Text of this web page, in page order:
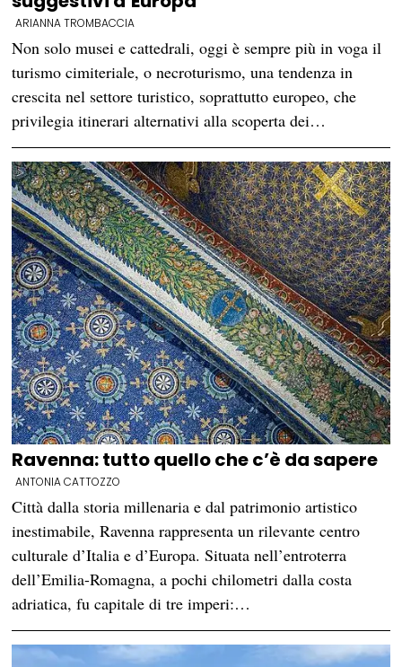
ARIANNA TROMBACCIA
Non solo musei e cattedrali, oggi è sempre più in voga il
turismo cimiteriale, o necroturismo, una tendenza in
crescita nel settore turistico, soprattutto europeo, che
privilegia itinerari alternativi alla scoperta dei…
Ravenna: tutto quello che c’è da sapere
ANTONIA CATTOZZO
Città dalla storia millenaria e dal patrimonio artistico
inestimabile, Ravenna rappresenta un rilevante centro
culturale d’Italia e d’Europa. Situata nell’entroterra
dell’Emilia-Romagna, a pochi chilometri dalla costa
adriatica, fu capitale di tre imperi:…